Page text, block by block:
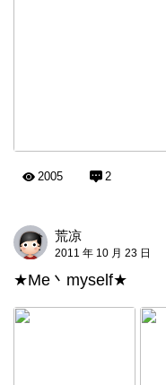
2005 2
荒凉
2011 年 10 月 23 日
★Me丶myself★